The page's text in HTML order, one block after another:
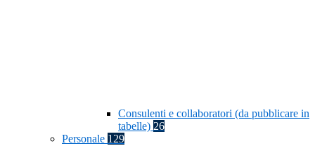
Consulenti e collaboratori (da pubblicare in
tabelle) 26
Personale 129